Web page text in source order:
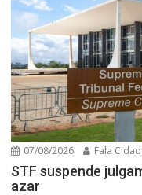
07/08/2026 Fala
STF suspende
azar